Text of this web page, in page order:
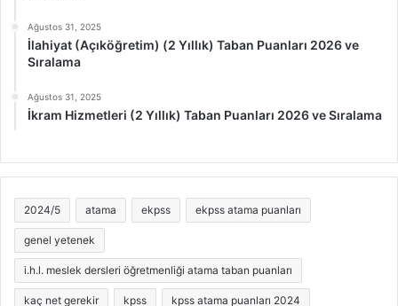
Ağustos 31, 2025
İlahiyat (Açıköğretim) (2 Yıllık) Taban Puanları 2026 ve
Sıralama
Ağustos 31, 2025
İkram Hizmetleri (2 Yıllık) Taban Puanları 2026 ve Sıralama
2024/5 atama ekpss ekpss atama puanları
genel yetenek
i.h.l. meslek dersleri öğretmenliği atama taban puanları
kaç net gerekir kpss kpss atama puanları 2024